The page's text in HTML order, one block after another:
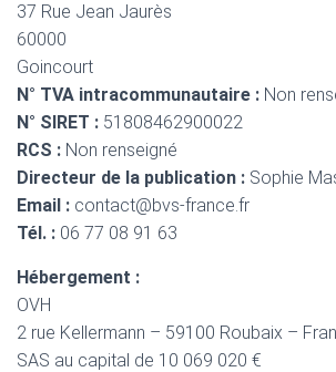
37 Rue Jean Jaurès
60000
Goincourt
N° TVA intracommunautaire : Non
N° SIRET : 51808462900022
RCS : Non renseigné
Directeur de la publication : Sophie
Email : contact@bvs-france.fr
Tél. : 06 77 08 91 63
Hébergement :
OVH
2 rue Kellermann – 59100 Roubaix –
SAS au capital de 10 069 020 €